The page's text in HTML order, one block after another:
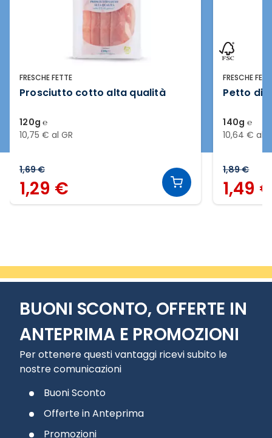
FRESCHE FETTE
Petto di pollo al forno a fette
10,64 € al GR
1,49 €
LA
BUONI SCONTO, OFFERTE IN
ANTEPRIMA E PROMOZIONI
Per ottenere questi vantaggi ricevi subito le
nostre comunicazioni
Buoni Sconto
Offerte in Anteprima
Promozioni